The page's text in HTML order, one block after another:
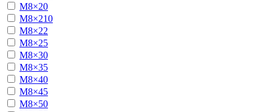
М8×20
М8×210
М8×22
М8×25
М8×30
М8×35
М8×40
М8×45
М8×50